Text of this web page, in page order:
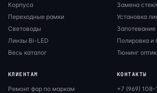
Корпуса
Переходные рамки
Световоды
Линзы Bi-LED
Весь каталог
Замена
Установка
Полировка и
Тюнинг
КЛИЕНТАМ
Ремонт фар по маркам
КОНТАКТЫ
+7 (969)